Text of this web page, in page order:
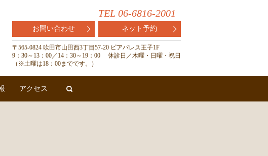
TEL 06-6816-2001
お問い合わせ ネット予約
〒565-0824 吹田市山田西3丁目57-20 ピアパレス王子1F
9：30～13：00／14：30～19：00 休診日／木曜・日曜・祝日
（※土曜は18：00までです。）
アクセス